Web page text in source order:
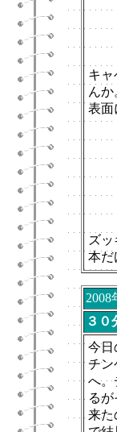
キ
んか
表面
ズ
本だ
2008
３０
今日
チン
へ。
る
来た